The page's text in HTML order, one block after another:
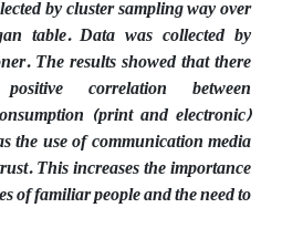
by cluster sampling way over
table. Data was collected by
The results showed that there
correlation between
(print and electronic)
the use of communication media
This increases the importance
of familiar people and the need to